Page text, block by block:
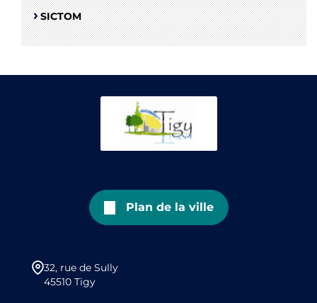
SICTOM
Plan de la ville
32, rue de Sully
45510 Tigy